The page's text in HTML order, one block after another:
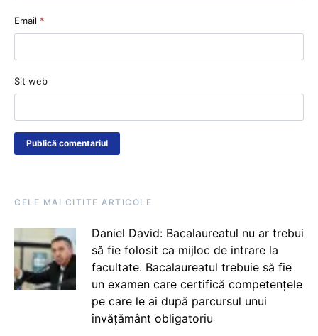
Email *
Sit web
CELE MAI CITITE ARTICOLE
Daniel David: Bacalaureatul nu ar trebui
să fie folosit ca mijloc de intrare la
facultate. Bacalaureatul trebuie să fie
un examen care certifică competențele
pe care le ai după parcursul unui
învățământ obligatoriu